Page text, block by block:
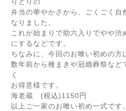
弁当の華やかさから、ごくごく自
なりました。
これが始まりで助六入りでやや渋
にするなどです。
ちなみに、今回のお喰い初めの方
数年前から種まきや冠婚葬祭など
く
お得意様です。
海老蔵 (税込)1150円
以上ご一家のお喰い初め一式です。